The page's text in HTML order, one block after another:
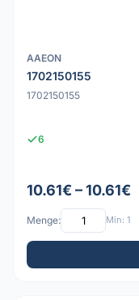
AAEON
1702150155
1702150155
6
10.61€ – 10.61€
Menge: Min: 1